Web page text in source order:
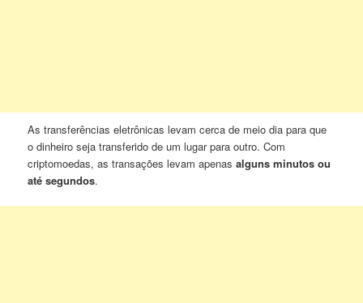
As transferências eletrônicas levam cerca de meio dia para que
o dinheiro seja transferido de um lugar para outro. Com
criptomoedas, as transações levam apenasalguns minutos ou
até segundos.